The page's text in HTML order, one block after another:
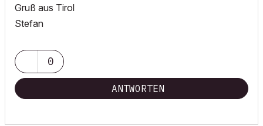
Gruß aus Tirol
Stefan
0
ANTWORTEN